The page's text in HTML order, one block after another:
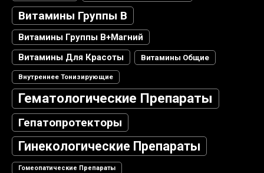
Витамины Группы В
Витамины Группы В+магний
Витамины Для Красоты
Витамины Общие
Внутреннее Тонизирующие
Гематологические Препараты
Гепатопротекторы
Гинекологические Препараты
Гомеопатические Препараты